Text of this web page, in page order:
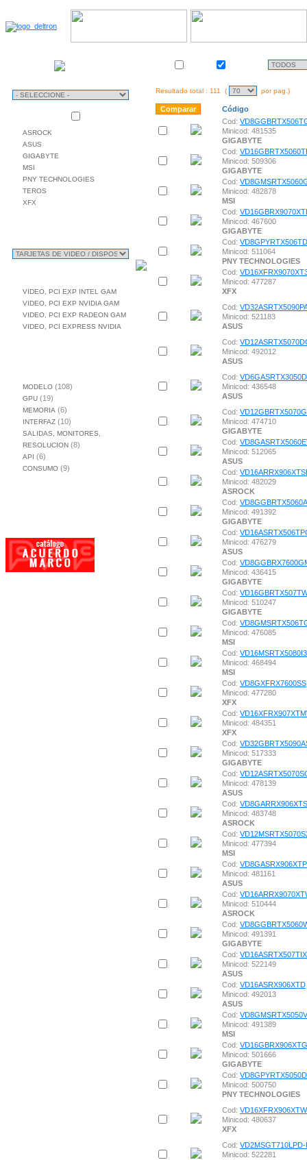
ASROCK
ASUS
GIGABYTE
MSI
PNY TECHNOLOGIES
TEROS
XFX
VIDEO, PCI EXP INTEL GAM
VIDEO, PCI EXP NVIDIA GAM
VIDEO, PCI EXP RADEON GAM
VIDEO, PCI EXPRESS NVIDIA
MODELO (108)
GPU (19)
MEMORIA (6)
INTERFAZ (10)
SALIDAS, MONITORES,
RESOLUCION (8)
API (6)
CONSUMO (9)
Resultado total : 111 ( por pag.)
Código
Cod:
Minicod: 481535
GIGABYTE
Cod: VD16GBRTX5060TI
Minicod: 509306
GIGABYTE
Cod:
Minicod: 482878
MSI
Cod:
Minicod: 467600
GIGABYTE
Cod:
Minicod: 511064
PNY TECHNOLOGIES
Cod:
Minicod: 477287
XFX
Cod:
Minicod: 521183
ASUS
Cod:
Minicod: 492012
ASUS
Cod:
Minicod: 436548
ASUS
Cod:
Minicod: 474710
GIGABYTE
Cod:
Minicod: 512065
ASUS
Cod:
Minicod: 482029
ASROCK
Cod:
Minicod: 491392
GIGABYTE
Cod:
Minicod: 476279
ASUS
Cod:
Minicod: 436415
GIGABYTE
Cod:
Minicod: 510247
GIGABYTE
Cod:
Minicod: 476085
MSI
Cod: VD16MSRTX5080I3
Minicod: 468494
MSI
Cod: VD8GXFRX7600SS
Minicod: 477280
XFX
Cod:
Minicod: 484351
XFX
Cod:
Minicod: 517333
GIGABYTE
Cod:
Minicod: 478139
ASUS
Cod:
Minicod: 483748
ASROCK
Cod:
Minicod: 477394
MSI
Cod:
Minicod: 481161
ASUS
Cod:
Minicod: 510444
ASROCK
Cod:
Minicod: 491391
GIGABYTE
Cod: VD16ASRTX507TIX
Minicod: 522149
ASUS
Cod: VD16ASRX906XTD
Minicod: 492013
ASUS
Cod:
Minicod: 491389
MSI
Cod:
Minicod: 501666
GIGABYTE
Cod: VD8GPYRTX5050D
Minicod: 500750
PNY TECHNOLOGIES
Cod:
Minicod: 480637
XFX
Cod: VD2MSGT710LPD-
Minicod: 522281